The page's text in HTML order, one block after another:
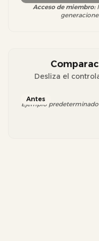
Acceso de miembro:
Desliza el
Antes
Ejemplo